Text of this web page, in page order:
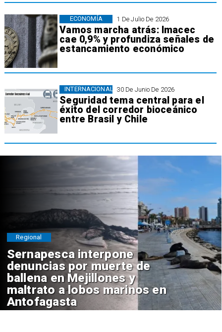
1 De Julio De 2026
Vamos marcha atrás: Imacec
cae 0,9% y profundiza señales de
estancamiento económico
ECONOMÍA
30 De Junio De 2026
Seguridad tema central para el
éxito del corredor bioceánico
entre Brasil y Chile
INTERNACIONAL
Sernapesca interpone
denuncias por muerte de
ballena en Mejillones y
maltrato a lobos marinos en
Antofagasta
Regional